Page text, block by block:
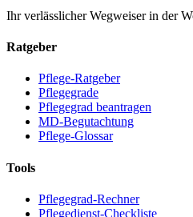
Ihr verlässlicher Wegweiser in der
Ratgeber
Pflege-Ratgeber
Pflegegrade
Pflegegrad beantragen
MD-Begutachtung
Pflege-Glossar
Tools
Pflegegrad-Rechner
Pflegedienst-Checkliste